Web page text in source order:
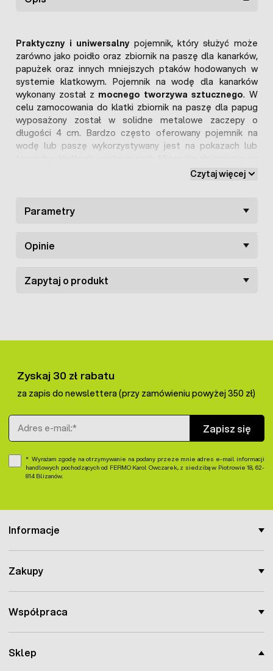
Praktyczny i uniwersalnypojemnik, który służyć może
zarówno jako poidło oraz zbiornik na paszę dla kanarków,
papużek oraz innych mniejszych ptaków hodowanych w
systemie klatkowym. Pojemnik na wodę dla kanarków
wykonany został z mocnego tworzywa sztucznego. W
celu zamocowania do klatki zbiornik na paszę dla papug
wyposażony został w solidne metalowe zaczepy o
długości 4 cm. Bardzo często oferowany pojemnik na
wodę lub paszę wykorzystywany jest na pokazach lub
wodę dla kanarków ma głębokość na 4 cm. Pozostałe
szerokość: 4,5 cm
długość: 7 cm
W ofercie poisadamy również
i paszę dla kanarków i papug w wymiarze 5,5 x 4 cm
Czytaj więcej
Parametry
Opinie
Zapytaj o produkt
Sklep
Informacje
Zakupy
Współpraca
Zyskaj 30 zł rabatu
za zapis do newslettera (przy zamówieniu powyżej 350 zł)
Adres e-mail
Zapisz się
Wyrażam zgodę na otrzymywanie na podany przeze mnie adres e-mail informacji
handlowych pochodzących od FERMO Karol Owczarek, z siedzibą w Piotrowie 18, 62-
814 Blizanów.